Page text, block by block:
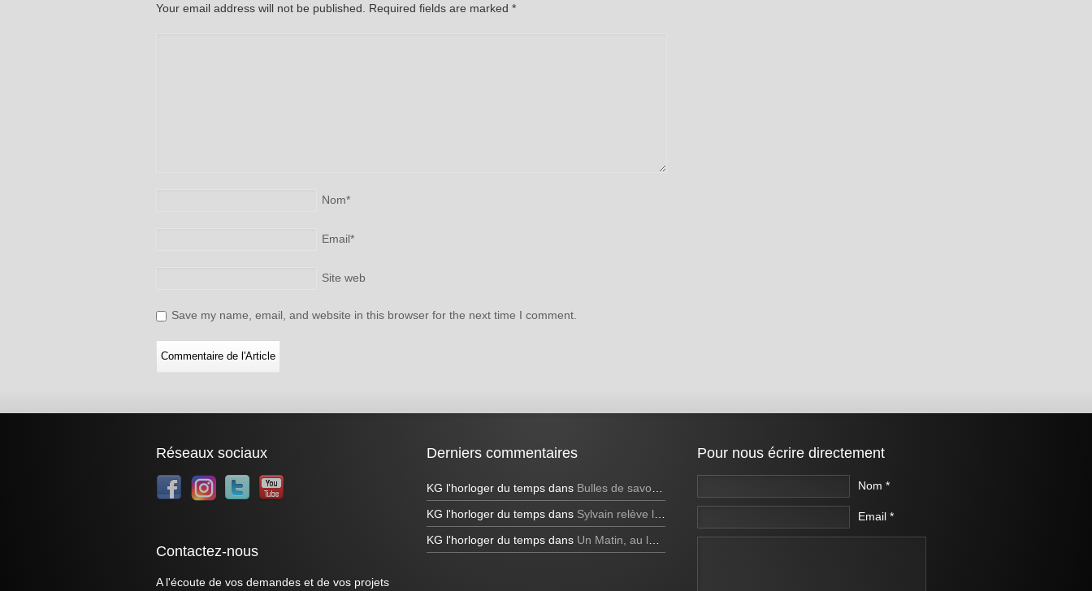
Your email address will not be published. Required fields are marked *
Nom*
Email*
Site web
Save my name, email, and website in this browser for the next time I comment.
Réseaux sociaux
Contactez-nous
A l'écoute de vos demandes et de vos projets
Derniers commentaires
KG l'horloger du tempsdans Bulles de savon géantes et bulles bleues
KG l'horloger du tempsdans Sylvain relève le défi de réaliser une bulle de savon carrée à la télévision!
KG l'horloger du tempsdans Un Matin, au lever du soleil
Pour nous écrire directement
Nom *
Email *